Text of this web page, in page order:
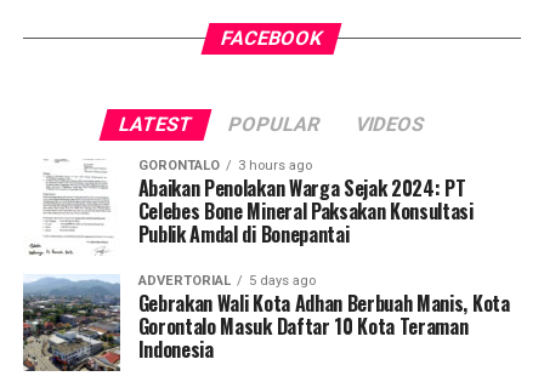
dan menekan angka kematian ibu serta anak secara
ProgramBUMIL TANGGUHdirancang untuk
dibekali keterampilan mengidentifikasi tanda bahaya
kehamilan, memberikan pertolongan pertama maternal,
serta mengoordinasikan mekanisme rujukan cepat (
track referral
).
Koordinator Desa KKN Profesi Kesehatan UNG Desa
Hutadaa menekankan pentingnya posisi strategis kader
yang bersinggungan langsung dengan masyarakat
harian.
FACEBOOK
LATEST POPULAR VIDEOS
GORONTALO 3 hours ago
Abaikan Penolakan Warga Sejak 2024: PT
Celebes Bone Mineral Paksakan Konsultasi
Publik Amdal di Bonepantai
ADVERTORIAL 5 days ago
Gebrakan Wali Kota Adhan Berbuah Manis, Kota
Gorontalo Masuk Daftar 10 Kota Teraman
Indonesia